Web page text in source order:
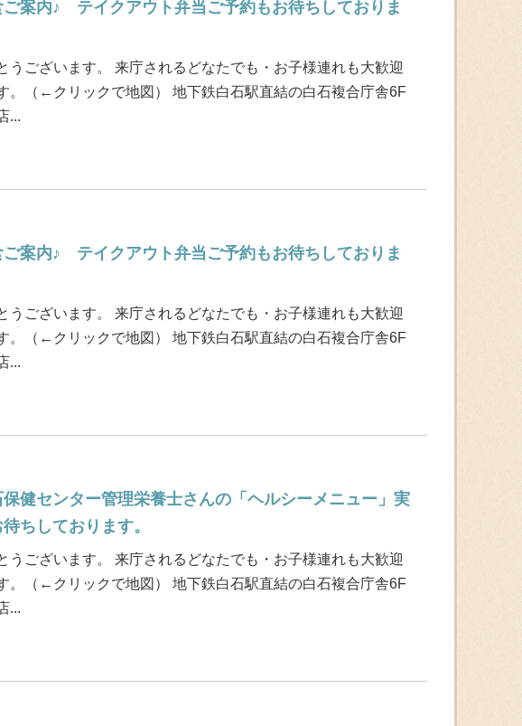
案内♪ テイクアウト弁当ご予約もお待ちしておりま
うございます。 来庁されるどなたでも・お子様連れも大歓迎
。（←クリックで地図） 地下鉄白石駅直結の白石複合庁舎6F
...
案内♪ テイクアウト弁当ご予約もお待ちしておりま
うございます。 来庁されるどなたでも・お子様連れも大歓迎
。（←クリックで地図） 地下鉄白石駅直結の白石複合庁舎6F
...
健センター管理栄養士さんの「ヘルシーメニュー」実
ちしております。
うございます。 来庁されるどなたでも・お子様連れも大歓迎
。（←クリックで地図） 地下鉄白石駅直結の白石複合庁舎6F
...